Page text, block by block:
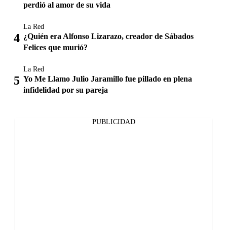
perdió al amor de su vida
La Red
¿Quién era Alfonso Lizarazo, creador de Sábados
Felices que murió?
La Red
Yo Me Llamo Julio Jaramillo fue pillado en plena
infidelidad por su pareja
PUBLICIDAD